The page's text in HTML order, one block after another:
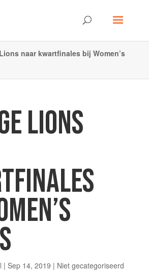
naar kwartfinales bij Women’s
LIONS
| Sep 14, 2019 | Niet gecategoriseerd